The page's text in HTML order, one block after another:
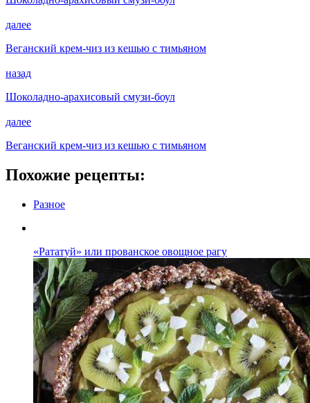
далее
Веганский крем-чиз из кешью с тимьяном
назад
Шоколадно-арахисовый смузи-боул
далее
Веганский крем-чиз из кешью с тимьяном
Похожие рецепты:
Разное
«Рататуй» или прованское овощное рагу